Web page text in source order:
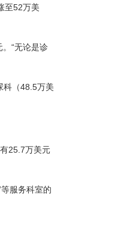
至52万美
“无论是诊
科（48.5万美
25.7万美元
服务科室的